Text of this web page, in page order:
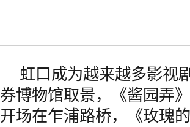
虹口成为越来越多影视
券博物馆取景，《酱园弄
开场在乍浦路桥，《玫瑰